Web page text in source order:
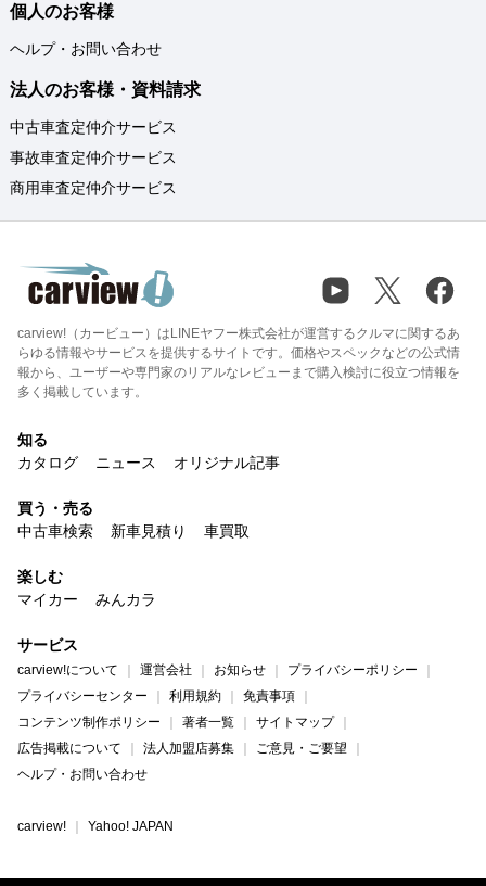
個人のお客様
ヘルプ・お問い合わせ
法人のお客様・資料請求
中古車査定仲介サービス
事故車査定仲介サービス
商用車査定仲介サービス
carview!（カービュー）はLINEヤフー株式会社が運営するクルマに関するあ
らゆる情報やサービスを提供するサイトです。価格やスペックなどの公式情
報から、ユーザーや専門家のリアルなレビューまで購入検討に役立つ情報を
多く掲載しています。
知る
カタログ
ニュース オリジナル記事
買う・売る
中古車検索
新車見積り 車買取
楽しむ
マイカー
みんカラ
サービス
carview!について 運営会社 お知らせ
プライバシーポリシー
プライバシーセンター
利用規約
免責事項
コンテンツ制作ポリシー
著者一覧
サイトマップ
広告掲載について
法人加盟店募集
ご意見・ご要望
ヘルプ・お問い合わせ
carview! Yahoo! JAPAN